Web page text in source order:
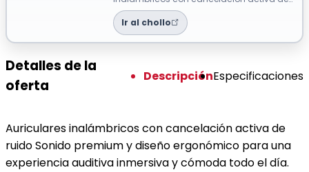
ruido Sonido premium y diseño
ergonómico p...
Ir al chollo
Detalles de la
oferta
DescripciónEspecificaciones
Auriculares inalámbricos con cancelación activa de
ruido Sonido premium y diseño ergonómico para una
experiencia auditiva inmersiva y cómoda todo el día.